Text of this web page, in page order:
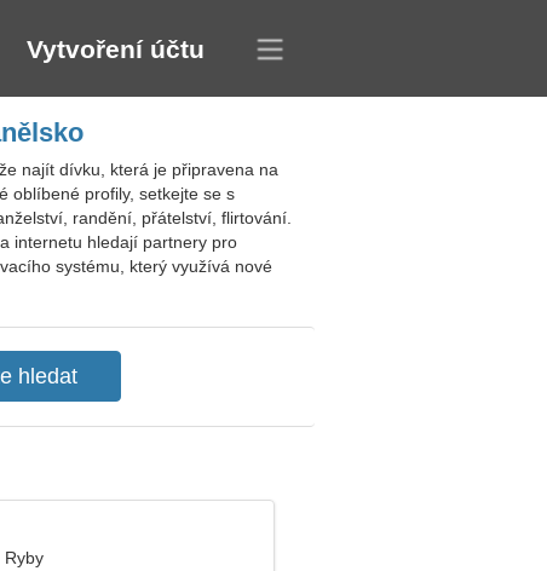
Vytvoření účtu
najít dívku, která je připravena na
oblíbené profily, setkejte se s
randění, přátelství, flirtování.
internetu hledají partnery pro
systému, který využívá nové
Ryby